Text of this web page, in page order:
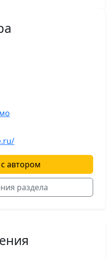
автором
раздела